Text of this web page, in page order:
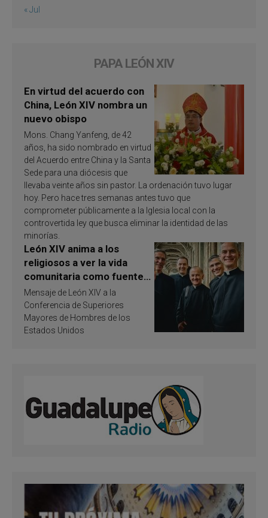
« Jul
PAPA LEÓN XIV
En virtud del acuerdo con
China, León XIV nombra un
nuevo obispo
Mons. Chang Yanfeng, de 42
años, ha sido nombrado en virtud
del Acuerdo entre China y la Santa
Sede para una diócesis que
llevaba veinte años sin pastor. La ordenación tuvo lugar
hoy. Pero hace tres semanas antes tuvo que
comprometer públicamente a la Iglesia local con la
controvertida ley que busca eliminar la identidad de las
minorías.
León XIV anima a los
religiosos a ver la vida
comunitaria como fuente
de inspiración y
santificación
Mensaje de León XIV a la
Conferencia de Superiores
Mayores de Hombres de los
Estados Unidos